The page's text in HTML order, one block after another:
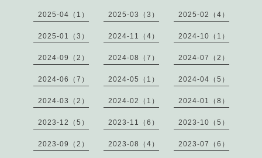
2025-04（1） 2025-03（3） 2025-02（4）
2025-01（3） 2024-11（4） 2024-10（1）
2024-09（2） 2024-08（7） 2024-07（2）
2024-06（7） 2024-05（1） 2024-04（5）
2024-03（2） 2024-02（1） 2024-01（8）
2023-12（5） 2023-11（6） 2023-10（5）
2023-09（2） 2023-08（4） 2023-07（6）